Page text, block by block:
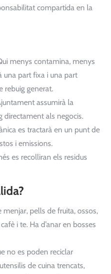
compartida en la
menys contamina, menys
una part fixa i una part
rebuig generat.
assumirà la
directament als negocis.
es tractarà en un punt de
i emissions.
es recolliran els residus
menjar, pells de fruita, ossos,
i te. Ha d’anar en bosses
no es poden reciclar
de cuina trencats,